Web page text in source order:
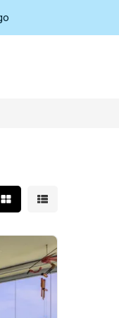
Mostrar resultados em
Mostrar